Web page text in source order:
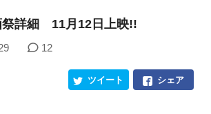
祭詳細 11月12日上映!!
12
シェア
ツイート